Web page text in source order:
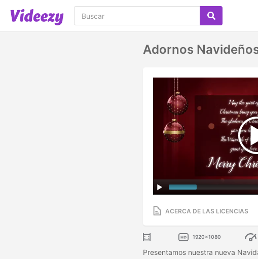
Adornos
ACERCA DE LAS LICENCIAS
1920x1080
Presentamos nuestra nueva